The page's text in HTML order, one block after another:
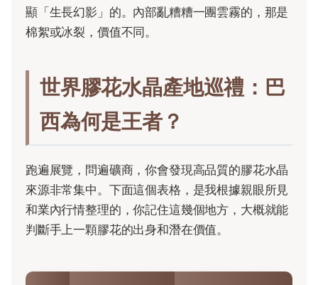
顯「生長幻影」的。內部亂糟糟一團雲霧的，那是
棉絮或冰裂，價值不同。
世界膠花水晶產地巡禮：巴
西為何是王者？
跑遍展覽，問遍礦商，你會發現高品質的膠花水晶
來源非常集中。下面這個表格，是我根據親眼所見
和業內行情整理的，你記住這幾個地方，大概就能
判斷手上一顆膠花的出身和潛在價值。